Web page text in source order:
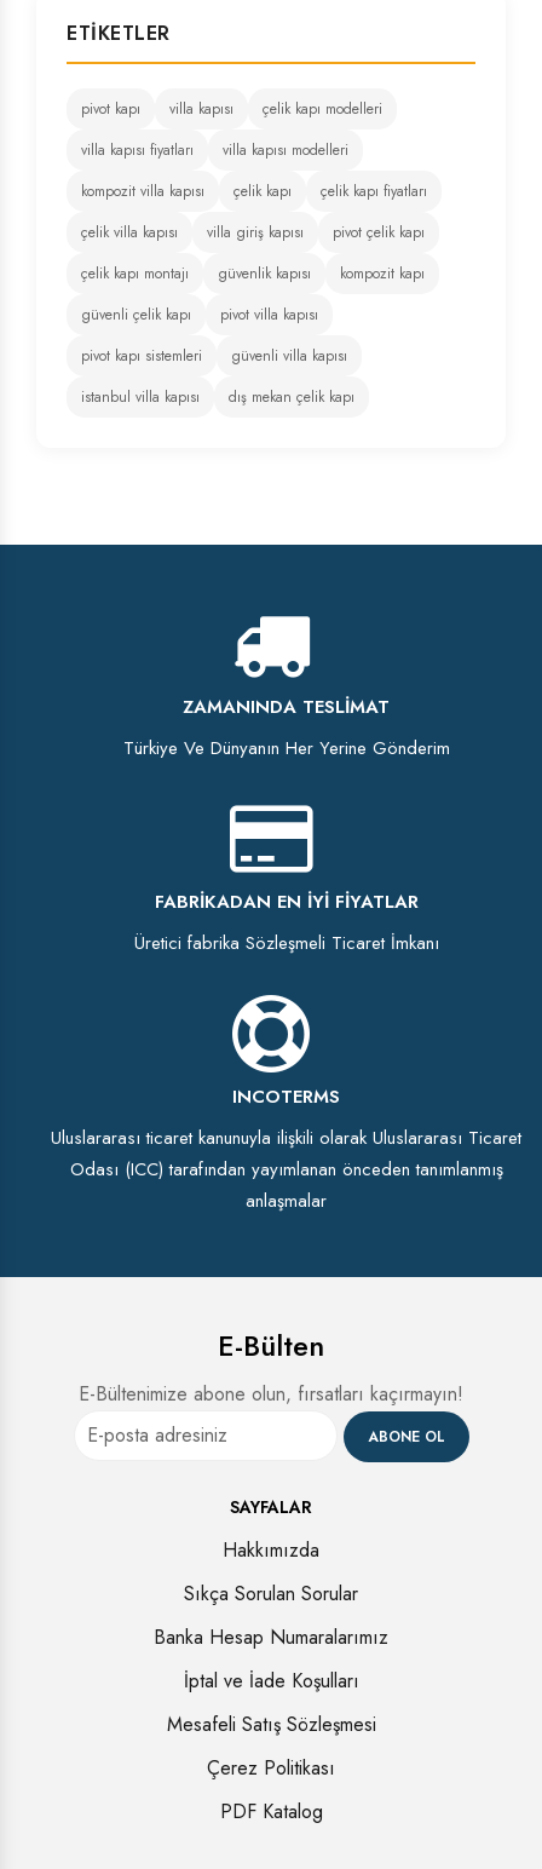
ETIKETLER
pivot kapı villa kapısı
çelik kapı modelleri
villa kapısı fiyatları
villa kapısı modelleri
kompozit villa kapısı
çelik kapı
çelik kapı fiyatları
çelik villa kapısı
villa giriş kapısı
pivot çelik kapı
çelik kapı montajı
güvenlik kapısı
kompozit kapı
güvenli çelik kapı
pivot villa kapısı
pivot kapı sistemleri
güvenli villa kapısı
istanbul villa kapısı
dış mekan çelik kapı
ZAMANINDA TESLIMAT
Türkiye Ve Dünyanın Her Yerine Gönderim
FABRIKADAN EN İYI FIYATLAR
Üretici fabrika Sözleşmeli Ticaret İmkanı
INCOTERMS
Uluslararası ticaret kanunuyla ilişkili olarak Uluslararası Ticaret
Odası (ICC) tarafından yayımlanan önceden tanımlanmış
anlaşmalar
E-Bülten
E-Bültenimize abone olun, fırsatları kaçırmayın!
ABONE OL
SAYFALAR
Hakkımızda
Sıkça Sorulan Sorular
Banka Hesap Numaralarımız
İptal ve İade Koşulları
Mesafeli Satış Sözleşmesi
Çerez Politikası
PDF Katalog